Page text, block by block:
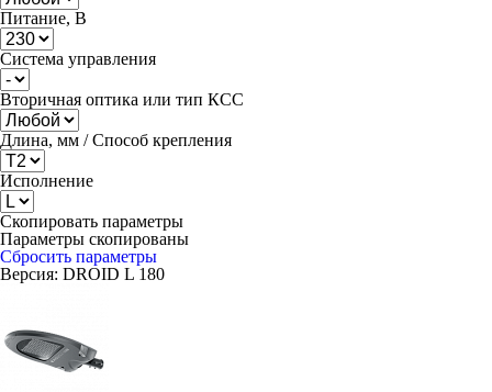
Питание, В
Система управления
Вторичная оптика или тип КСС
Длина, мм / Способ крепления
Исполнение
Скопировать параметры
Параметры скопированы
Сбросить параметры
Версия: DROID L 180